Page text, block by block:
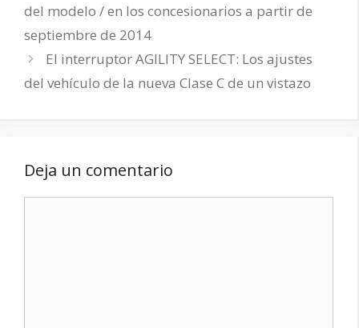
del modelo / en los concesionarios a partir de
septiembre de 2014
El interruptor AGILITY SELECT: Los ajustes
del vehículo de la nueva Clase C de un vistazo
Deja un comentario